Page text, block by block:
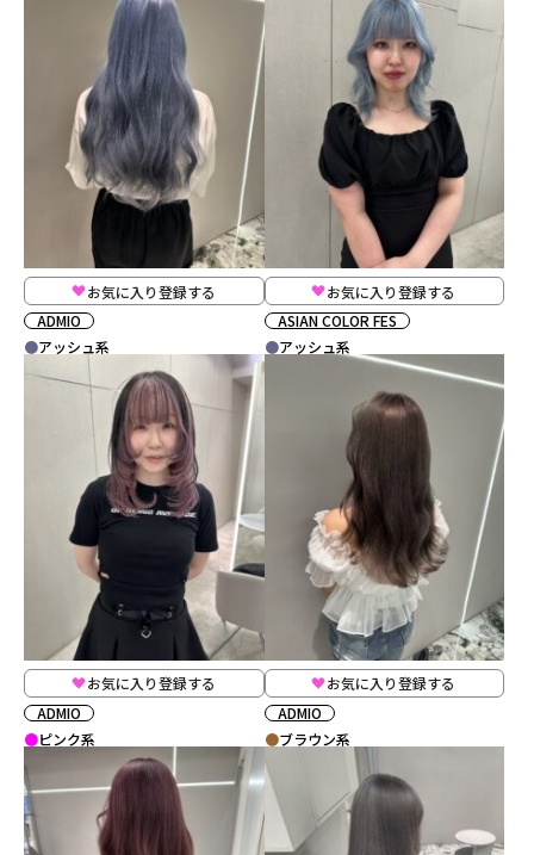
お気に入り登録する
ADMIO
アッシュ系
お気に入り登録する
ASIAN COLOR FES
アッシュ系
お気に入り登録する
ADMIO
ピンク系
お気に入り登録する
ADMIO
ブラウン系